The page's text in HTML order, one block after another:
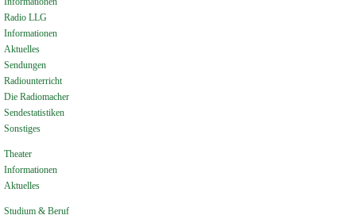
Radio LLG
Informationen
Aktuelles
Sendungen
Radiounterricht
Die Radiomacher
Sendestatistiken
Sonstiges
Theater
Informationen
Aktuelles
Studium & Beruf